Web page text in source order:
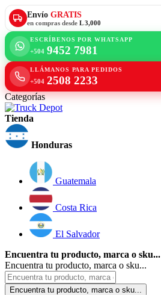
Envío GRATIS
en compras desde L 3,000
ESCRÍBENOS POR WHATSAPP
+504 9452 7981
LLÁMANOS PARA PEDIDOS
+504 2508 2233
Categorías
Tienda
Honduras
Guatemala
Costa Rica
El Salvador
Encuentra tu producto, marca o sku...
Encuentra tu producto, marca o sku...
Encuentra tu producto, marca o sku...